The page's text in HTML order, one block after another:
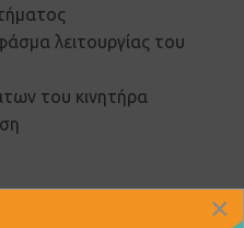
λειτουργίας του
του κινητήρα
×